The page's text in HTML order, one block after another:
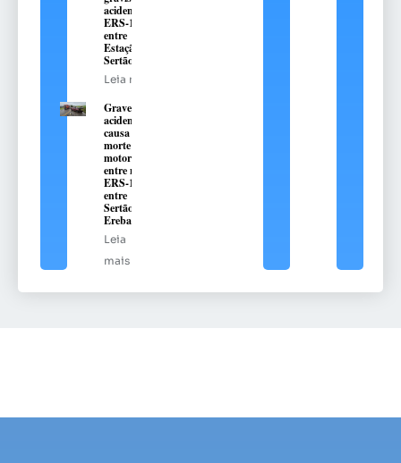
acidente na
ERS-135,
entre
Estação e
Sertão
Leia mais
Grave
acidente
causa
morte de
motorista
entre na
ERS-135,
entre
Sertão e
Erebango
Leia
mais